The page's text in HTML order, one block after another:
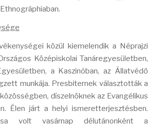
közül kiemelendik a Néprajzi
Középiskolai Tanáregyesületben,
a Kaszinóban, az Állatvédő
munkája. Presbiternek választották a
díszelnöknek az Evangélikus
Élen járt a helyi ismeretterjesztésben.
volt vasárnap délutánonként a